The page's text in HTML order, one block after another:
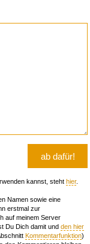
kannst, steht hier.
Namen sowie eine
erstmal zur
auf meinem Server
Du Dich damit und den hier
Kommentarfunktion)